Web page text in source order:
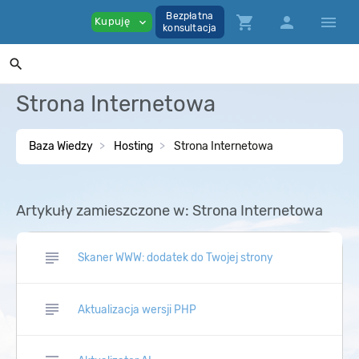
Kupuję expand_more
Bezpłatna
konsultacja
shopping_cart person menu
search
Strona Internetowa
Baza Wiedzy Hosting Strona Internetowa
Artykuły zamieszczone w: Strona Internetowa
subject Skaner WWW: dodatek do Twojej strony
subject Aktualizacja wersji PHP